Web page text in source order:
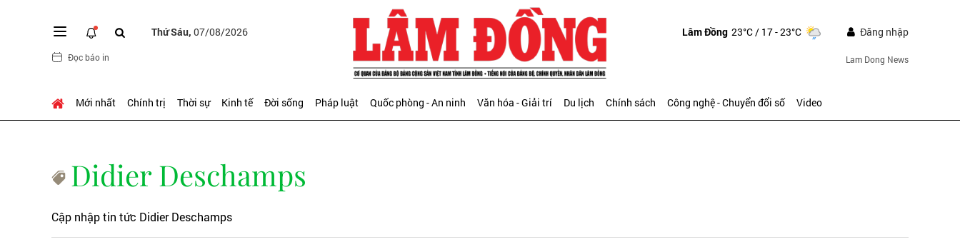
Thứ Sáu, 07/08/2026
Đọc báo in
Lâm Đồng 23°C/ 17 - 23°C Đăng nhập
Lam Dong News
Mới nhất Chính trị Thời sự Kinh tế Đời sống Pháp luật Quốc phòng - An ninh Văn hóa - Giải trí Du lịch Chính sách Công nghệ - Chuyển đổi số Video
Didier Deschamps
Cập nhập tin tức Didier Deschamps